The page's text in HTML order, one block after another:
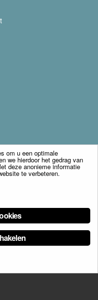
om u een optimale
we hierdoor het gedrag van
deze anonieme informatie
te verbeteren.